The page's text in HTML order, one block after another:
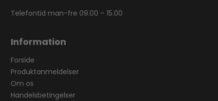
Telefontid man-fre 09.00 – 15.00
Information
Forside
Produktanmeldelser
Om os
Handelsbetingelser